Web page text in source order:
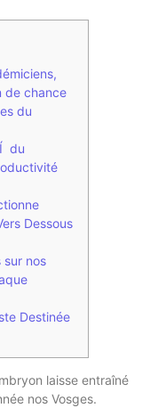
de chance
du
du
Dessous
sur nos
Destinée
laisse entraîné
nos Vosges.